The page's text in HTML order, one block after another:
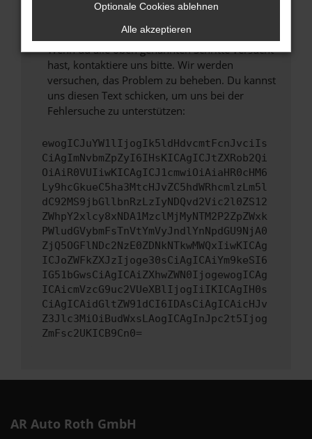
unterstützt werden.
Wende dich an den Webseitenbetreiber.
Wenn du alle oben genannten Schritte versucht
hast, kontaktiere uns bitte. Wir werden
versuchen, das Problem zu beheben. Du kannst
uns diesen Text schicken, um uns bei der
Fehlersuche zu unterstützen:
ewogICJuYW1lIjogIk5ldHdvcmtFcnJvciIs
CiAgImNvbmZpZyI6IHsKICAgICJtZXRob2Qi
OiAiR0VUIiwKICAgICJ1cmwiOiAiaHR0cHM6
Ly9hcGkueC5ha3MtcHJvZC5hdWRhcmlzLm5l
dC92MS9jbGllbnRzLzIyNDQvd2Vic2l0ZS12
ZWhpY2xlcy8xNDA1MzclMjMyNTM2P2ZpZWxk
PWludGVybmFsTnVtYmVyJndlYnNpdGU9NjA0
ZjQ5OGFlNDc2NzE0ZDNkNTkwMWQxIiwKICAg
ICJoZWFkZXJzIjoge30sCiAgICAiYm9keSI6
IG51bGwsCiAgICAiZXhwZWN0IjogewogICAg
ICAicmVzcG9uc2VUeXBlIjogIiIKICAgIH0s
CiAgICAidGltZW91dCI6IDAsCiAgICAicHJv
Z3Jlc3MiOiBudWxsLAogICAgInJpc2t5Ijog
ZmFsc2UKICB9Cn0=
AR Auto Roth GmbH
Optionale Cookies ablehnen
Alle akzeptieren